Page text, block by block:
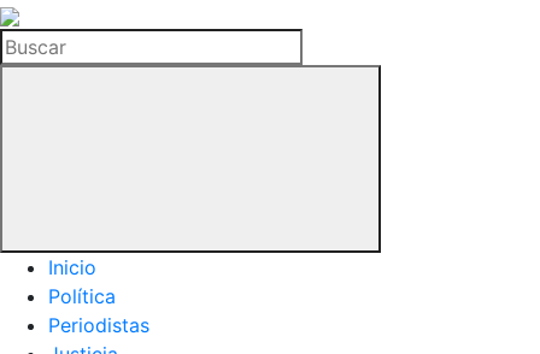
La
Hemeroteca
del
Buscar
Inicio
Política
Periodistas